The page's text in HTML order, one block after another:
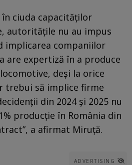
ciuda capacităților
autoritățile nu au impus
implicarea companiilor
are expertiză în a produce
deși la orice
trebui să implice firme
din 2024 și 2025 nu
producție în România din
a afirmat Miruță.
ADVERTISING